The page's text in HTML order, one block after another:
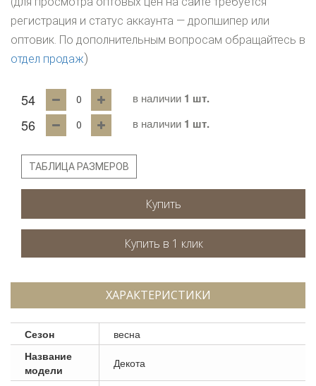
регистрация и статус аккаунта — дропшипер или
оптовик. По дополнительным вопросам обращайтесь в
отдел продаж)
54 в наличии 1 шт.
56 в наличии 1 шт.
ТАБЛИЦА РАЗМЕРОВ
Купить
ХАРАКТЕРИСТИКИ
Сезон
весна
Название
модели
Декота